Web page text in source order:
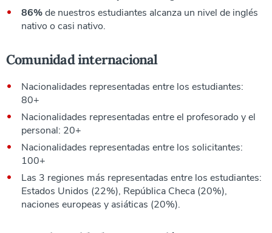
86%de nuestros estudiantes alcanza un nivel de inglés
nativo o casi nativo.
Comunidad internacional
Nacionalidades representadas entre los estudiantes:
80+
Nacionalidades representadas entre el profesorado y el
personal: 20+
Nacionalidades representadas entre los solicitantes:
100+
Las 3 regiones más representadas entre los estudiantes:
Estados Unidos (22%), República Checa (20%),
naciones europeas y asiáticas (20%).